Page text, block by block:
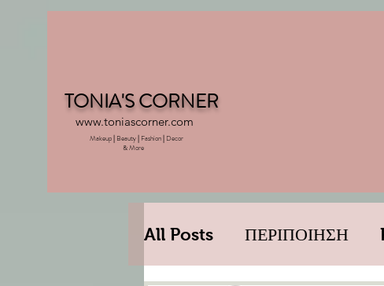
TONIA'S CORNER
www.toniascorner.com
Makeup| Beauty| Fashion| Decor
& More
All Posts ΠΕΡΙΠΟΙΗΣΗ